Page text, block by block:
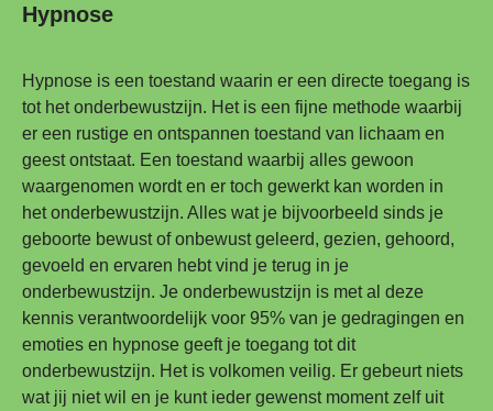
Hypnose
Hypnose is een toestand waarin er een directe toegang is
tot het onderbewustzijn. Het is een fijne methode waarbij
er een rustige en ontspannen toestand van lichaam en
geest ontstaat. Een toestand waarbij alles gewoon
waargenomen wordt en er toch gewerkt kan worden in
het onderbewustzijn. Alles wat je bijvoorbeeld sinds je
geboorte bewust of onbewust geleerd, gezien, gehoord,
gevoeld en ervaren hebt vind je terug in je
onderbewustzijn. Je onderbewustzijn is met al deze
kennis verantwoordelijk voor 95% van je gedragingen en
emoties en hypnose geeft je toegang tot dit
onderbewustzijn. Het is volkomen veilig. Er gebeurt niets
wat jij niet wil en je kunt ieder gewenst moment zelf uit